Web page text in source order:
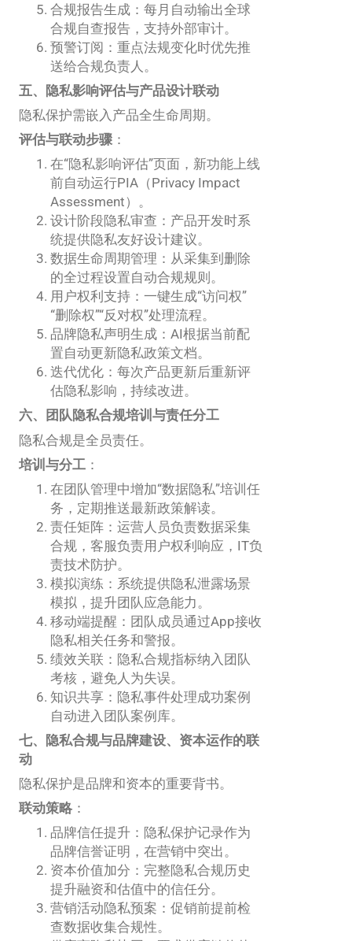
合规报告生成：每月自动输出全球
合规自查报告，支持外部审计。
预警订阅：重点法规变化时优先推
送给合规负责人。
五、隐私影响评估与产品设计联动
隐私保护需嵌入产品全生命周期。
评估与联动步骤 ：
在“隐私影响评估”页面，新功能上线
前自动运行PIA（Privacy Impact
Assessment）。
设计阶段隐私审查：产品开发时系
统提供隐私友好设计建议。
数据生命周期管理：从采集到删除
的全过程设置自动合规规则。
用户权利支持：一键生成“访问权”
“删除权”“反对权”处理流程。
品牌隐私声明生成：AI根据当前配
置自动更新隐私政策文档。
迭代优化：每次产品更新后重新评
估隐私影响，持续改进。
六、团队隐私合规培训与责任分工
隐私合规是全员责任。
培训与分工 ：
在团队管理中增加“数据隐私”培训任
务，定期推送最新政策解读。
责任矩阵：运营人员负责数据采集
合规，客服负责用户权利响应，IT负
责技术防护。
模拟演练：系统提供隐私泄露场景
模拟，提升团队应急能力。
移动端提醒：团队成员通过App接收
隐私相关任务和警报。
绩效关联：隐私合规指标纳入团队
考核，避免人为失误。
知识共享：隐私事件处理成功案例
自动进入团队案例库。
七、隐私合规与品牌建设、资本运作的联
动
隐私保护是品牌和资本的重要背书。
联动策略 ：
品牌信任提升：隐私保护记录作为
品牌信誉证明，在营销中突出。
资本价值加分：完整隐私合规历史
提升融资和估值中的信任分。
营销活动隐私预案：促销前提前检
查数据收集合规性。